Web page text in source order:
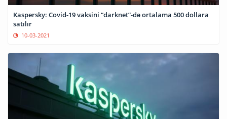
Kaspersky: Covid-19 vaksini “darknet”-də ortalama 500 dollara
satılır
10-03-2021